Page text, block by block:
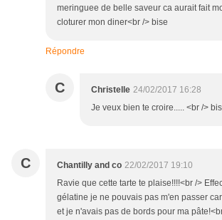
meringuee de belle saveur ca aurait fait
cloturer mon diner<br /> bise
Répondre
C Christelle 24/02/2017 16:28
Je veux bien te croire..... <br />
C Chantilly and co 22/02/2017 19:10
Ravie que cette tarte te plaise!!!!<br />
gélatine je ne pouvais pas m'en passer
et je n'avais pas de bords pour ma